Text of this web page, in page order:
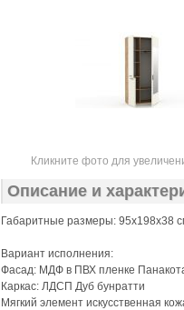
Кликните фото для
Описание и
Габаритные размеры: 95х198х38
Вариант исполнения:
Фасад: МДФ в ПВХ пленке
Каркас: ЛДСП Дуб бунратти
Мягкий элемент искусственная